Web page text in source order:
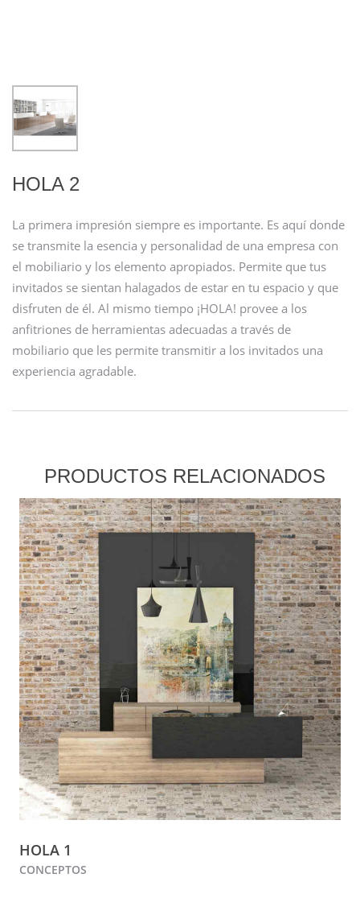
HOLA 2
La primera impresión siempre es importante. Es aquí donde
se transmite la esencia y personalidad de una empresa con
el mobiliario y los elemento apropiados. Permite que tus
invitados se sientan halagados de estar en tu espacio y que
disfruten de él. Al mismo tiempo ¡HOLA! provee a los
anfitriones de herramientas adecuadas a través de
mobiliario que les permite transmitir a los invitados una
experiencia agradable.
PRODUCTOS RELACIONADOS
HOLA 1
CONCEPTOS